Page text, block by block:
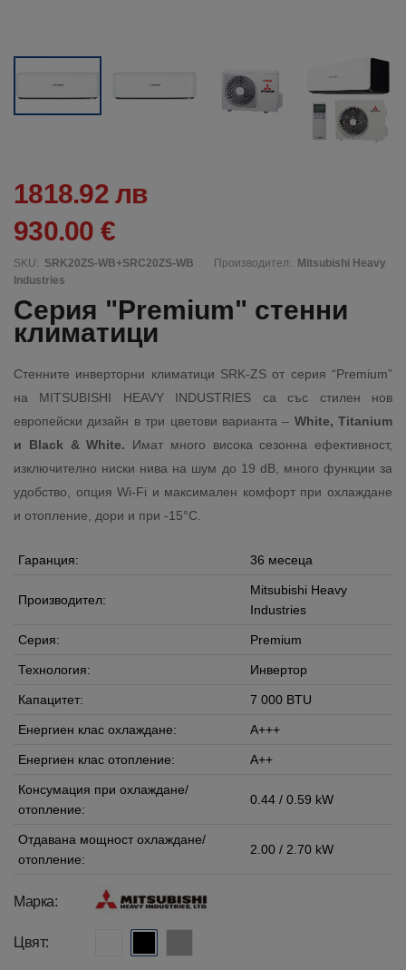
1818.92 лв
930.00 €
SKU: SRK20ZS-WB+SRC20ZS-WB Производител:
Mitsubishi Heavy
Industries
Серия "Premium" стенни
климатици
Стенните инверторни климатици SRK-ZS от серия “Premium”
на MITSUBISHI HEAVY INDUSTRIES са със стилен нов
европейски дизайн в три цветови варианта – White, Titanium
и Black & White. Имат много висока сезонна ефективност,
изключително ниски нива на шум до 19 dB, много функции за
удобство, опция Wi-Fi и максимален комфорт при охлаждане
и отопление, дори и при -15°C.
Гаранция: 36 месеца
Производител:
Mitsubishi Heavy
Industries
Серия: Premium
Технология: Инвертор
Капацитет: 7 000 BTU
Енергиен клас охлаждане: A+++
Енергиен клас отопление: A++
Консумация при охлаждане/
отопление:
0.44 / 0.59 kW
Отдавана мощност охлаждане/
отопление:
2.00 / 2.70 kW
Марка:
Цвят: